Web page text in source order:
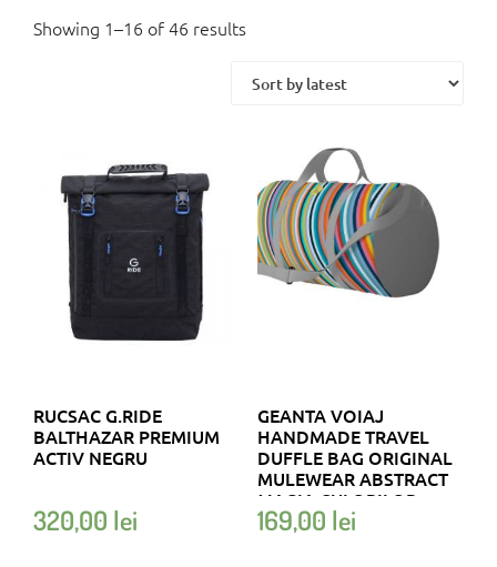
Showing 1–16 of 46 results
RUCSAC G.RIDE
BALTHAZAR PREMIUM
ACTIV NEGRU
320,00 lei
GEANTA VOIAJ
HANDMADE TRAVEL
DUFFLE BAG ORIGINAL
MULEWEAR ABSTRACT
MAGIA CULORILOR
STRIPEY MAGIC
169,00 lei